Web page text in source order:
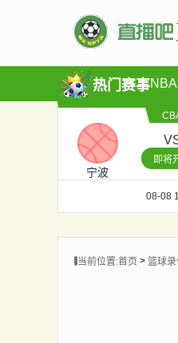
热门赛事NBA
宁波
即将
08-08
当前位置:首页 > 篮球